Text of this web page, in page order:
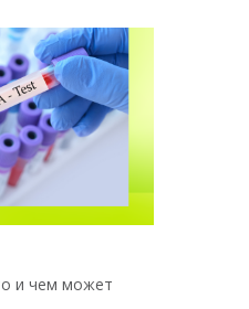
и чем может